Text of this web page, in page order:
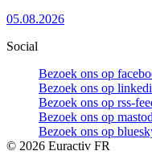
05.08.2026
Social
Bezoek ons op
Bezoek ons op
Bezoek ons op rss-
Bezoek ons op
Bezoek ons op
© 2026 Euractiv FR